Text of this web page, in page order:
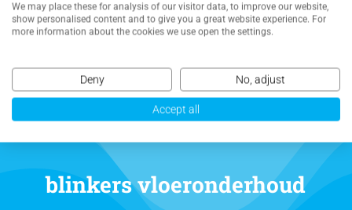
NEEM CONTACT MET ONS OP VOOR EEN
VRIJBLIJVENDE OFFERTE
blinkers vloeronderhoud
We may place these for analysis of our visitor data, to improve our website,
show personalised content and to give you a great website experience. For
more information about the cookies we use open the settings.
Deny No, adjust
Accept all